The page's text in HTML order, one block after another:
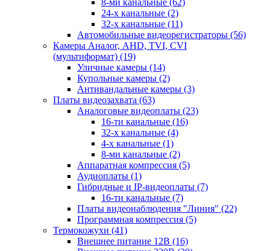
8-ми канальные (62)
24-х канальные (2)
32-х канальные (11)
Автомобильные видеорегистраторы (56)
Камеры Аналог, AHD, TVI, CVI
(мультиформат) (19)
Уличные камеры (14)
Купольные камеры (2)
Антивандальные камеры (3)
Платы видеозахвата (63)
Аналоговые видеоплаты (23)
16-ти канальные (16)
32-х канальные (4)
4-х канальные (1)
8-ми канальные (2)
Аппаратная компрессия (5)
Аудиоплаты (1)
Гибридные и IP-видеоплаты (7)
16-ти канальные (7)
Платы видеонаблюдения "Линия" (22)
Программная компрессия (5)
Термокожухи (41)
Внешнее питание 12В (16)